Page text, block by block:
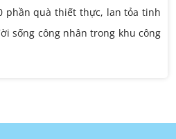
phần quà thiết thực, lan tỏa tinh
sống công nhân trong khu công